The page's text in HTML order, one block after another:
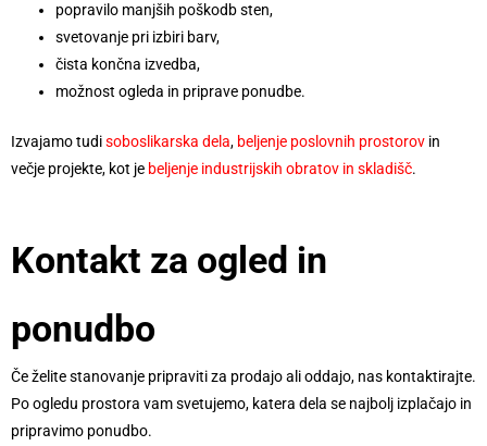
popravilo manjših poškodb sten,
svetovanje pri izbiri barv,
čista končna izvedba,
možnost ogleda in priprave ponudbe.
Izvajamo tudisoboslikarska dela, beljenje poslovnih prostorov in
večje projekte, kot je beljenje industrijskih obratov in skladišč.
Kontakt za ogled in
ponudbo
Če želite stanovanje pripraviti za prodajo ali oddajo, nas kontaktirajte.
Po ogledu prostora vam svetujemo, katera dela se najbolj izplačajo in
pripravimo ponudbo.